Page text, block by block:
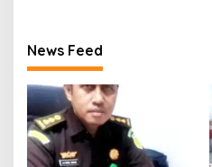
News Feed